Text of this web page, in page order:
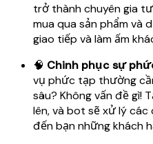
trở thành chuyên gia
mua qua sản phẩm và
giao tiếp và làm ấm
🧠 Chinh phục sự
vụ phức tạp thường
sâu? Không vấn đề gì!
lên, và bot sẽ xử lý
đến bạn những khách